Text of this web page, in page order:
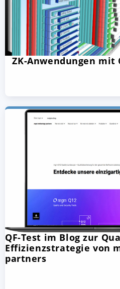
ZK-Anwendungen mit
QF-Test im Blog zur
Effizienzstrategie von
partners